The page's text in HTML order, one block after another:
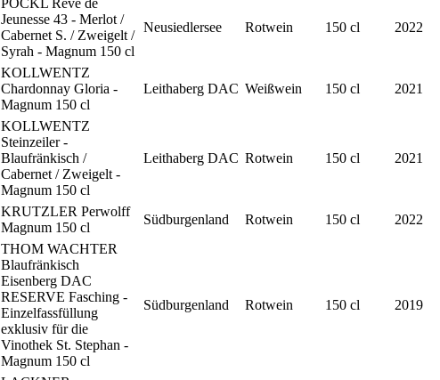
PÖCKL Reve de
Jeunesse 43 - Merlot /
Cabernet S. / Zweigelt /
Syrah - Magnum 150 cl
Neusiedlersee Rotwein 150 cl 2022
KOLLWENTZ
Chardonnay Gloria -
Magnum 150 cl
Leithaberg DAC Weißwein 150 cl 2021
KOLLWENTZ
Steinzeiler -
Blaufränkisch /
Cabernet / Zweigelt -
Magnum 150 cl
Leithaberg DAC Rotwein 150 cl 2021
KRUTZLER Perwolff
Magnum 150 cl
Südburgenland Rotwein 150 cl 2022
THOM WACHTER
Blaufränkisch
Eisenberg DAC
RESERVE Fasching -
Einzelfassfüllung
exklusiv für die
Vinothek St. Stephan -
Magnum 150 cl
Südburgenland Rotwein 150 cl 2019